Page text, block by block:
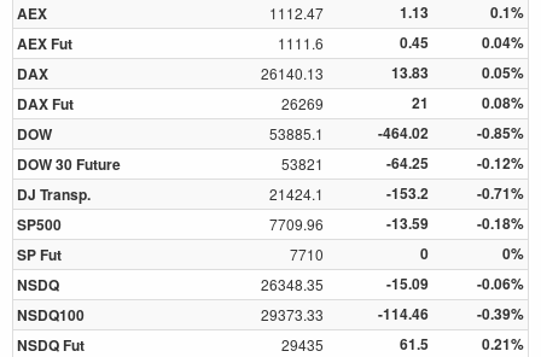
AEX
1112.47 1.13
0.1%
AEX Fut
1111.6 0.45
0.04%
DAX
26140.13 13.83
0.05%
DAX Fut
26269 21
0.08%
DOW
53885.1 -464.02
-0.85%
DOW 30 Future
53821 -64.25
-0.12%
DJ Transp.
21424.1 -153.2
-0.71%
SP500
7709.96 -13.59
-0.18%
SP Fut
7710 0
0%
NSDQ
26348.35 -15.09
-0.06%
NSDQ100
29373.33 -114.46
-0.39%
NSDQ Fut
29435 61.5
0.21%